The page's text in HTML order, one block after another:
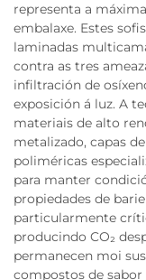
representa a
embalaxe. Estes
laminadas
contra as tres
infiltración de
exposición á luz. A
materiais de alto
metalizado, capas
poliméricas
para manter
propiedades de
particularmente
producindo CO₂
permanecen moi
compostos de